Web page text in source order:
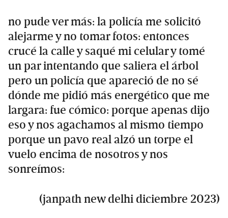
no pude ver más: la policía me solicitó
alejarme y no tomar fotos: entonces
crucé la calle y saqué mi celular y tomé
un par intentando que saliera el árbol
pero un policía que apareció de no sé
dónde me pidió más energético que me
largara: fue cómico: porque apenas dijo
eso y nos agachamos al mismo tiempo
porque un pavo real alzó un torpe el
vuelo encima de nosotros y nos
sonreímos:
(janpath new delhi diciembre 2023)